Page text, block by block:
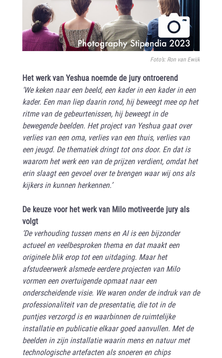
Foto’s: Ron van Ewijk
Het werk van Yeshua noemde de jury ontroerend
‘We keken naar een beeld, een kader in een kader in een
kader. Een man liep daarin rond, hij beweegt mee op het
ritme van de gebeurtenissen, hij beweegt in de
bewegende beelden. Het project van Yeshua gaat over
verlies van een oma, verlies van een thuis, verlies van
een jeugd. De thematiek dringt tot ons door. En dat is
waarom het werk een van de prijzen verdient, omdat het
erin slaagt een gevoel over te brengen waar wij ons als
kijkers in kunnen herkennen.’
De keuze voor het werk van Milo motiveerde jury als
volgt
‘De verhouding tussen mens en AI is een bijzonder
actueel en veelbesproken thema en dat maakt een
originele blik erop tot een uitdaging. Maar het
afstudeerwerk alsmede eerdere projecten van Milo
vormen een overtuigende opmaat naar een
onderscheidende visie. We waren onder de indruk van de
professionaliteit van de presentatie, die tot in de
puntjes verzorgd is en waarbinnen de ruimtelijke
installatie en publicatie elkaar goed aanvullen. Met de
beelden in zijn installatie waarin mens en natuur met
technologische artefacten als snoeren en chips